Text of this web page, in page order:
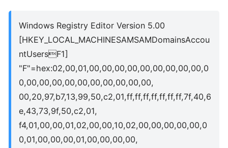
Windows Registry Editor Version 5.00
[HKEY_LOCAL_MACHINESAMSAMDomainsAccou
ntUsersF1]
"F"=hex:02,00,01,00,00,00,00,00,00,00,00,00,0
0,00,00,00,00,00,00,00,00,00,00,
00,20,97,b7,13,99,50,c2,01,ff,ff,ff,ff,ff,ff,ff,7f,40,6
e,43,73,9f,50,c2,01,
f4,01,00,00,01,02,00,00,10,02,00,00,00,00,00,0
0,01,00,00,00,01,00,00,00,00,